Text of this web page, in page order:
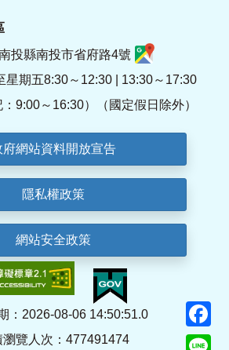
投縣南投市省府路4號
星期五8:30～12:30 | 13:30～17:30
：9:00～16:30）（國定假日除外）
府網站資料開放宣告
隱私權政策
網站安全政策
：2026-08-06 14:50:51.0
瀏覽人次：477491474